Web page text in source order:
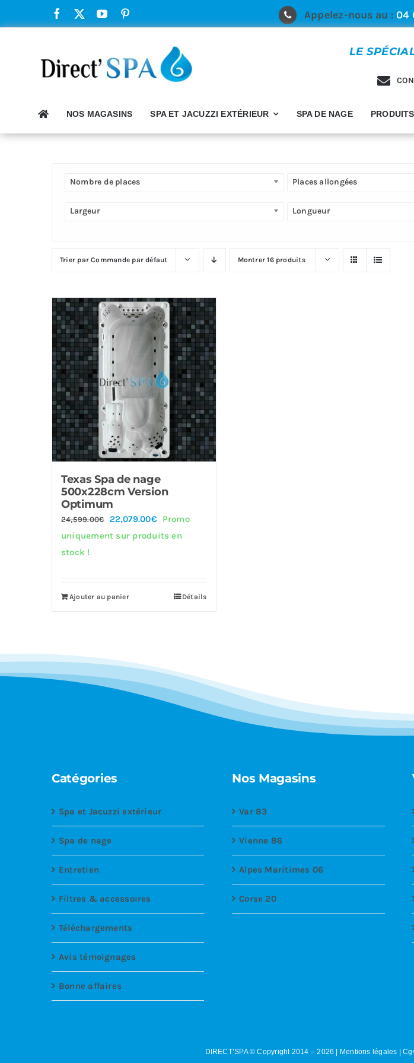
au
Appelez-nous au :04
LE
NOS MAGASINS SPA ET JACUZZI EXTÉRIEUR SPA DE NAGE
Nombre de places Places allongées
Largeur Longueur
Trier parCommande par défaut Montrer16 produits
Offre!
Texas Spa de nage
500x228cm Version
Optimum
24,599.00€
Le
prix
22,079.00€Le
prix
Promo
uniquement sur produits en
stock !
Ajouter au panier Détails
Catégories
Spa et Jacuzzi extérieur
Spa de nage
Entretien
Filtres & accessoires
Téléchargements
Avis témoignages
Bonne affaires
Nos Magasins
Var 83
Vienne 86
Alpes Maritimes 06
Corse 20
DIRECT’SPA © Copyright 2014 –2026 | Mentions légales |